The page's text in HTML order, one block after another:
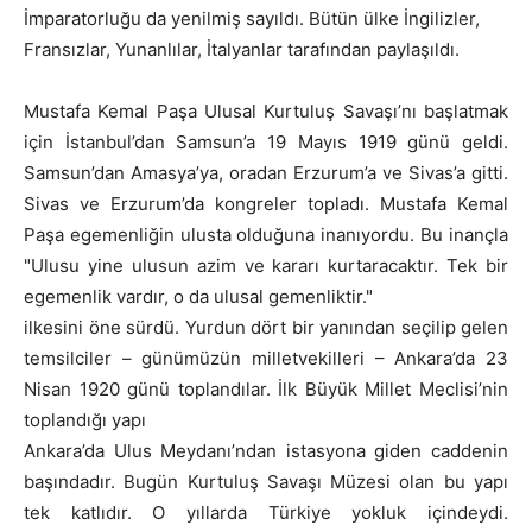
İmparatorluğu da yenil­miş sayıldı. Bütün ülke İngilizler,
Fransızlar, Yunanlılar, İtalyanlar tarafından paylaşıldı.
Mustafa Kemal Paşa Ulusal Kurtuluş Savaşı’nı başlatmak
için İstanbul’dan Samsun’a 19 Mayıs 1919 günü geldi.
Samsun’dan Amasya’ya, oradan Erzurum’a ve Sivas’a gitti.
Sivas ve Erzurum’da kongreler topladı. Mustafa Kemal
Paşa egemenliğin ulusta olduğuna inanıyordu. Bu inançla
"Ulusu yine ulusun azim ve kararı kurtaracaktır. Tek bir
egemenlik vardır, o da ulusal gemenliktir."
ilkesini öne sürdü. Yurdun dört bir yanından seçilip gelen
temsilciler – günümüzün milletvekilleri – Ankara’da 23
Nisan 1920 günü toplandılar. İlk Büyük Millet Meclisi’nin
toplandığı yapı
Ankara’da Ulus Meydanı’ndan istasyona giden caddenin
başındadır. Bugün Kurtuluş Savaşı Müzesi olan bu yapı
tek katlıdır. O yıllarda Türkiye yokluk içindeydi.